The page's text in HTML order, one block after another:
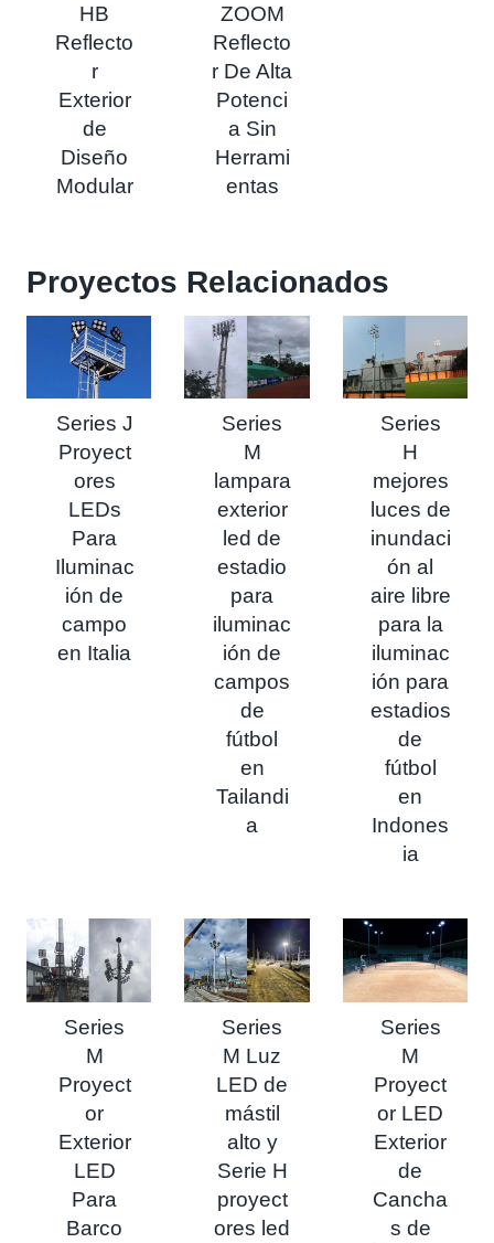
HB
Reflecto
r
Exterior
de
Diseño
Modular
ZOOM
Reflecto
r De Alta
Potenci
a Sin
Herrami
entas
Proyectos Relacionados
Series J
Proyect
ores
LEDs
Para
Iluminac
ión de
campo
en Italia
Series
M
lampara
exterior
led de
estadio
para
iluminac
ión de
campos
de
fútbol
en
Tailandi
a
Series
H
mejores
luces de
inundaci
ón al
aire libre
para la
iluminac
ión para
estadios
de
fútbol
en
Indones
ia
Series
M
Proyect
or
Exterior
LED
Para
Barco
Series
M Luz
LED de
mástil
alto y
Serie H
proyect
ores led
Series
M
Proyect
or LED
Exterior
de
Cancha
s de